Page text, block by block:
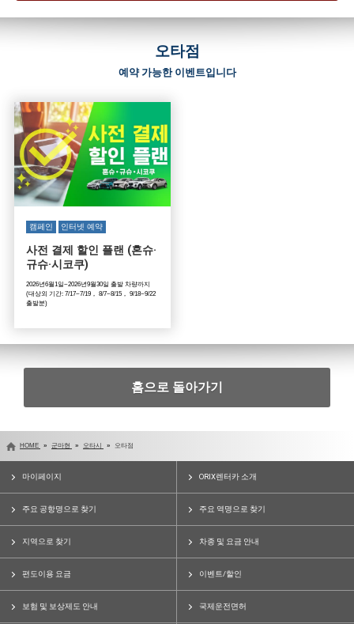
오타점
예약 가능한 이벤트입니다
캠페인 인터넷 예약
사전 결제 할인 플랜 (혼슈·
규슈·시코쿠)
2026년6월1일~2026년9월30일 출발 차량까지
(대상외 기간: 7/17~7/19， 8/7~8/15， 9/18~9/22
출발분)
홈으로 돌아가기
HOME 군마현 오타시 오타점
마이페이지 ORIX렌터카 소개
주요 공항명으로 찾기 주요 역명으로 찾기
지역으로 찾기 차종 및 요금 안내
편도이용 요금 이벤트/할인
보험 및 보상제도 안내 국제운전면허